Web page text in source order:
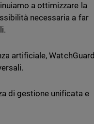
a ottimizzare la
necessaria a far
artificiale, WatchGuard
di gestione unificata e